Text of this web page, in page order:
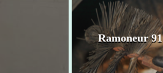
Ramoneur 91